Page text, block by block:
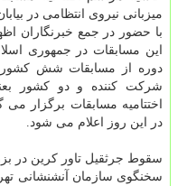
میزبانی نیروی انتظامی در
با حضور در جمع خبرنگاران
این مسابقات در جمهوری
دوره از مسابقات شش كشور
شركت كننده و دو كشور
اختتامیه مسابقات برگزار می
در این روز اعلام می شود.
سقوط جرثقیل تاور كرین در
سخنگوی سازمان آنشنشانی